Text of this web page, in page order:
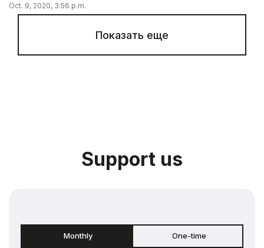
Oct. 9, 2020, 3:56 p.m.
Показать еще
Support us
Monthly One-time